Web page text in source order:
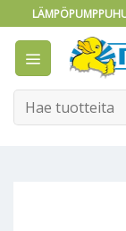
to
content
Etsi: